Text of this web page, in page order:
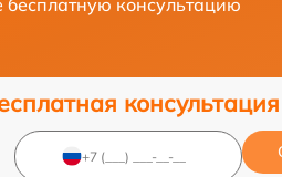
бесплатную консультацию